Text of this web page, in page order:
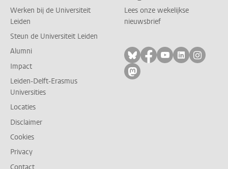
Werken bij de Universiteit
Leiden
Steun de Universiteit Leiden
Alumni
Impact
Leiden-Delft-Erasmus
Universities
Locaties
Disclaimer
Cookies
Privacy
Contact
Lees onze wekelijkse
nieuwsbrief
Volg ons op bluesky
Volg ons op
Volg ons op
Volg ons
Volg
Volg ons op mastodon